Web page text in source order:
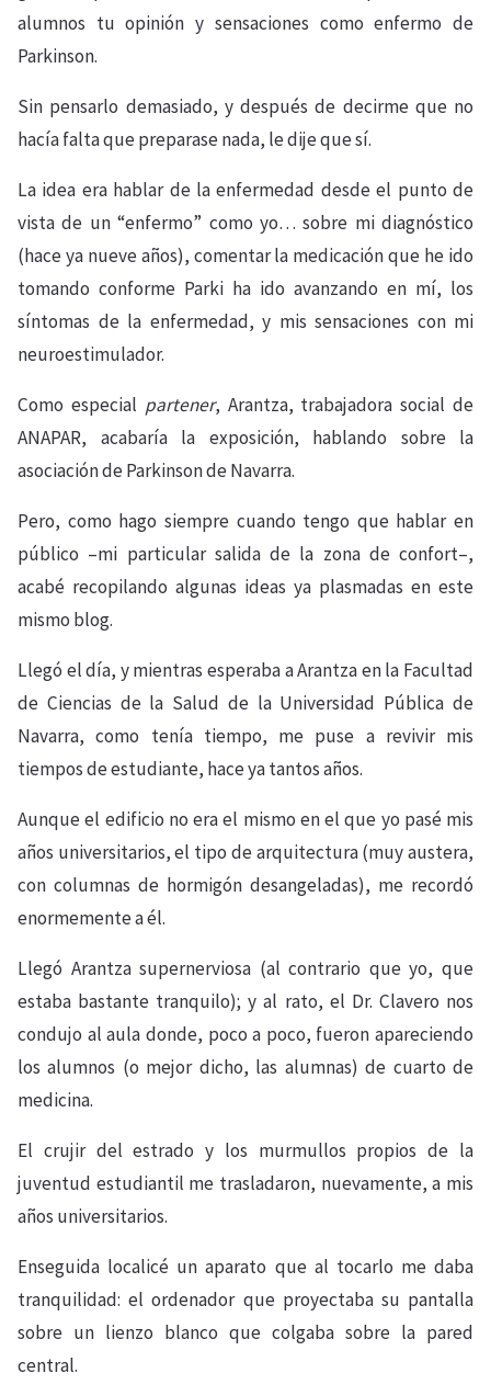
alumnos tu opinión y sensaciones como enfermo de
Parkinson.
Sin pensarlo demasiado, y después de decirme que no
hacía falta que preparase nada, le dije que sí.
La idea era hablar de la enfermedad desde el punto de
vista de un “enfermo” como yo… sobre mi diagnóstico
(hace ya nueve años), comentar la medicación que he ido
tomando conforme Parki ha ido avanzando en mí, los
síntomas de la enfermedad, y mis sensaciones con mi
neuroestimulador.
Como especial partener, Arantza, trabajadora social de
ANAPAR, acabaría la exposición, hablando sobre la
asociación de Parkinson de Navarra.
Pero, como hago siempre cuando tengo que hablar en
público –mi particular salida de la zona de confort–,
acabé recopilando algunas ideas ya plasmadas en este
mismo blog.
Llegó el día, y mientras esperaba a Arantza en la Facultad
de Ciencias de la Salud de la Universidad Pública de
Navarra, como tenía tiempo, me puse a revivir mis
tiempos de estudiante, hace ya tantos años.
Aunque el edificio no era el mismo en el que yo pasé mis
años universitarios, el tipo de arquitectura (muy austera,
con columnas de hormigón desangeladas), me recordó
enormemente a él.
Llegó Arantza supernerviosa (al contrario que yo, que
estaba bastante tranquilo); y al rato, el Dr. Clavero nos
condujo al aula donde, poco a poco, fueron apareciendo
los alumnos (o mejor dicho, las alumnas) de cuarto de
medicina.
El crujir del estrado y los murmullos propios de la
juventud estudiantil me trasladaron, nuevamente, a mis
años universitarios.
Enseguida localicé un aparato que al tocarlo me daba
tranquilidad: el ordenador que proyectaba su pantalla
sobre un lienzo blanco que colgaba sobre la pared
central.